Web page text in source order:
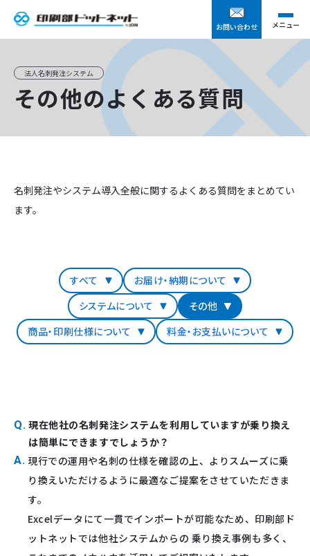
お問い合わせ メニュー
法人名刺発注システム
その他のよくある質問
名刺発注やシステム導入全般に関するよくある質問をまとめてい
ます。
すべて
お届け・納期について
システムについて
その他
商品・印刷仕様について
料金・お支払いについて
Q. 現在他社の名刺発注システムを利用していますが乗り換え
は簡単にできますでしょうか？
A. 現行での運用や名刺の仕様を確認の上、よりスムーズに乗
り換えいただけるように最適なご提案をさせていただきま
す。
Excelデータにて一貫でインポートが可能なため、印刷部ド
ットネットでは他社システムからの 乗り換え事例も多く、